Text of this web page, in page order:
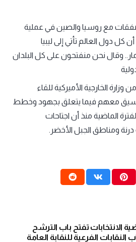
صفقات مع روسيا والصين في عملية
أن كل دول العالم تأتي إلى ليبيا
وقال نحن منفتحون على كل البلدان
الخارجية الأميركية للقاء
معهم فيما يتعلق بجهود وخطط
الماضية منذ أن اجتاحات
درنة ومناطق الجبل الأخضر.
الانتخابات تفتح باب الترشح
النقابات الفرعية للنقابة العامة